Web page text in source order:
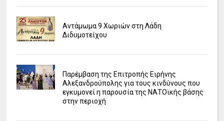
Αντάμωμα 9 Χωριών στη Λάδη
Διδυμοτείχου
Παρέμβαση της Επιτροπής Ειρήνης
Αλεξανδρούπολης για τους κινδύνους που
εγκυμονεί η παρουσία της ΝΑΤΟϊκής βάσης
στην περιοχή